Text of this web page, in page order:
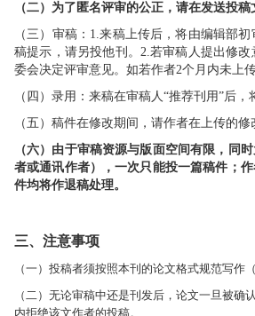
（二）为了匿名评审的公正，请在发送投
（三）审稿： 1.来稿上传后，将由编辑部
稿提示，请另投他刊。 2.若审稿人提出修
委会决定评审意见。如若作者2个 月内未上
（四）录用：来稿在审稿人“推荐刊用”后，
（五）稿件在修改期间，请作者在上传的
（六）由于审稿资源与版面空间有限，同
者或通讯作者）
，一次只能投一篇稿件；
件均将作退稿处理。
三、注意事项
（一）投稿者须按照本刊的论文格式规范写作
（二）无论审稿中还是刊发后，论文一旦被
内拒绝该文作者的投稿。